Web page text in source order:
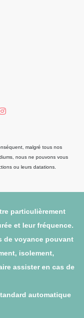
malgré tous nos
nous ne pouvons vous
ou leurs datations.
particulièrement
et leur fréquence.
de voyance pouvant
isolement,
assister en cas de
automatique